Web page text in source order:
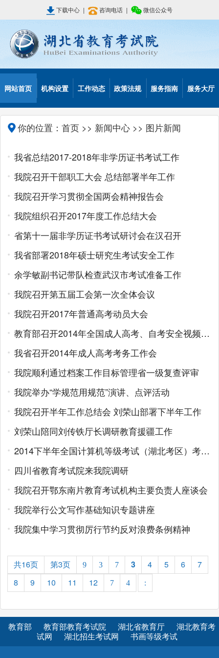
下载中心 | 咨询电话 | 微信公众号
网站首页 机构设置 工作动态 政策法规 服务指南 服务大厅
你的位置： 首页 >> 新闻中心 >> 图片新闻
我省总结2017-2018年非学历证书考试工作
我院召开干部职工大会 总结部署半年工作
我院召开学习贯彻全国两会精神报告会
我院组织召开2017年度工作总结大会
省第十一届非学历证书考试研讨会在汉召开
我省部署2018年硕士研究生考试安全工作
余学敏副书记带队检查武汉市考试准备工作
我院召开第五届工会第一次全体会议
我院召开2017年普通高考动员大会
教育部召开2014年全国成人高考、自考安全视频会议
我省召开2014年成人高考考务工作会
我院顺利通过档案工作目标管理省一级复查评审
我院举办“学规范用规范”演讲、点评活动
我院召开半年工作总结会 刘荣山部署下半年工作
刘荣山陪同刘传铁厅长调研教育援疆工作
2014下半年全国计算机等级考试（湖北考区）考务工作暨管理员培训会举行
四川省教育考试院来我院调研
我院召开鄂东南片教育考试机构主要负责人座谈会
我院举行公文写作基础知识专题讲座
我院集中学习贯彻厉行节约反对浪费条例精神
共16页 第3页 9 3 7 3 4 5 6
7
8
9 10 11 12 7 4 :
教育部 教育部教育考试院 湖北省教育厅
湖北教育考
试网
湖北招生考试网 书画等级考试